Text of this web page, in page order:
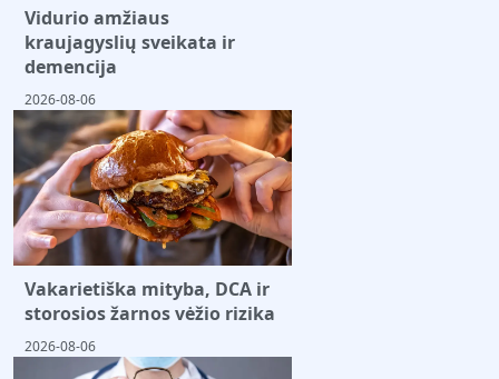
Vidurio amžiaus
kraujagyslių sveikata ir
demencija
2026-08-06
Vakarietiška mityba, DCA ir
storosios žarnos vėžio rizika
2026-08-06